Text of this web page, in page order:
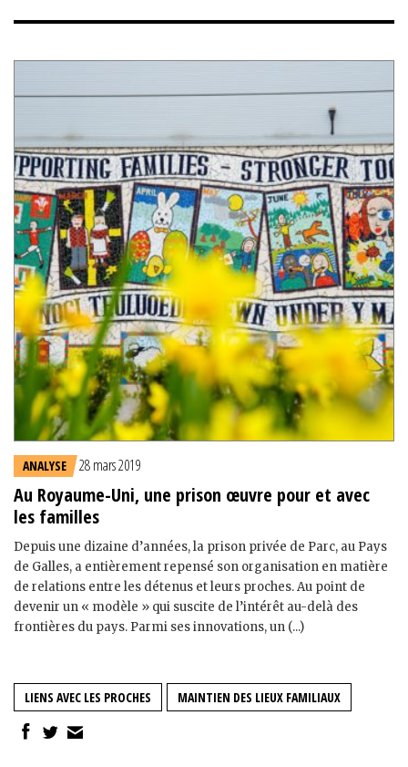
ANALYSE 28 mars 2019
Au Royaume-Uni, une prison œuvre pour et avec
les familles
Depuis une dizaine d’années, la prison privée de Parc, au Pays
de Galles, a entièrement repensé son organisation en matière
de relations entre les détenus et leurs proches. Au point de
devenir un « modèle » qui suscite de l’intérêt au-delà des
frontières du pays. Parmi ses innovations, un (...)
LIENS AVEC LES PROCHES MAINTIEN DES LIEUX FAMILIAUX